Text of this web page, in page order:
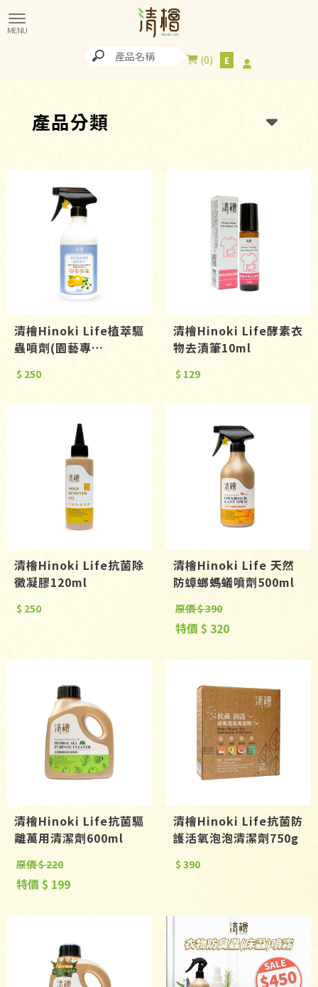
0
產品分類
清檜Hinoki Life植萃驅
蟲噴劑(園藝專
$ 250
清檜Hinoki Life酵素衣
物去漬筆10ml
$ 129
清檜Hinoki Life抗菌除
黴凝膠120ml
$ 250
清檜Hinoki Life 天然
防蟑螂螞蟻噴劑500ml
原價 $ 390
特價 $ 320
清檜Hinoki Life抗菌驅
離萬用清潔劑600ml
原價 $ 220
特價 $ 199
清檜Hinoki Life抗菌防
護活氧泡泡清潔劑750g
$ 390